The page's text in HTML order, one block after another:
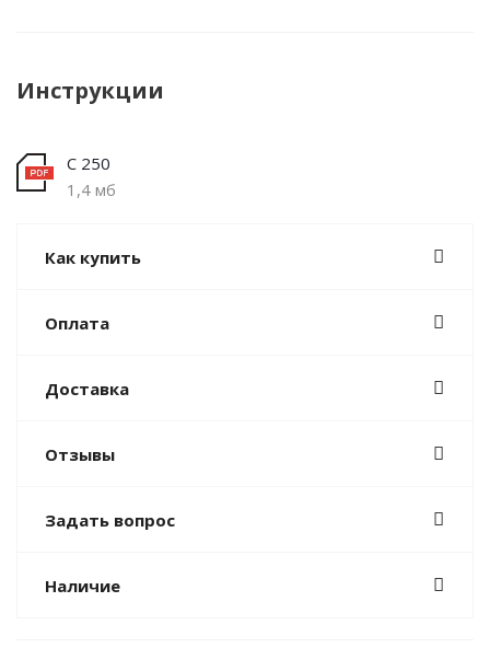
Инструкции
С 250
1,4 мб
Как купить
Оплата
Доставка
Отзывы
Задать вопрос
Наличие